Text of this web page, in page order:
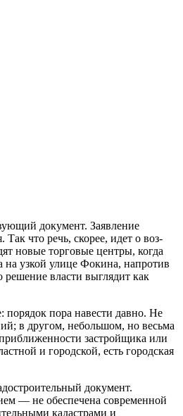
документ. Заявление
Так что речь, скорее, идет о воз­
но­вые торговые центры, когда
на узкой улице Фокина, напро­тив
решение власти выглядит как
порядок пора навести давно. Не
в другом, не­большом, но весьма
застройщика или
и город­ской, есть городская
документ.
— не обеспечена современной
кадастрами и